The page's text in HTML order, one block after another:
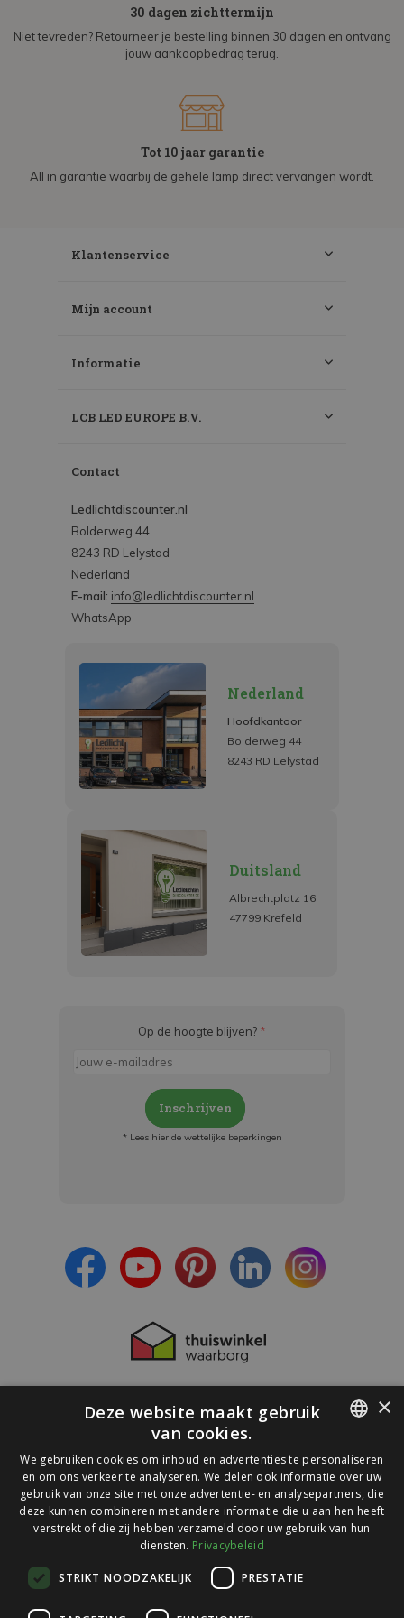
30 dagen zichttermijn
Niet tevreden? Retourneer je bestelling binnen 30 dagen en ontvang
jouw aankoopbedrag terug.
Tot 10 jaar garantie
All in garantie waarbij de gehele lamp direct vervangen wordt.
Klantenservice
Mijn account
Informatie
LCB LED EUROPE B.V.
Contact
Ledlichtdiscounter.nl
Bolderweg 44
8243 RD Lelystad
Nederland
E-mail: info@ledlichtdiscounter.nl
WhatsApp
Nederland
Hoofdkantoor
Bolderweg 44
8243 RD Lelystad
Duitsland
Albrechtplatz 16
47799 Krefeld
Op de hoogte blijven? *
Inschrijven
* Lees hier de wettelijke beperkingen
© 2026 Ledlichtdiscounter.nl
Wij scoren een
DUTCH
GERMAN
×
Deze website maakt gebruik
van cookies.
We gebruiken cookies om inhoud en advertenties te personaliseren
en om ons verkeer te analyseren. We delen ook informatie over uw
gebruik van onze site met onze advertentie- en analysepartners, die
deze kunnen combineren met andere informatie die u aan hen heeft
verstrekt of die zij hebben verzameld door uw gebruik van hun
diensten. Privacybeleid
STRIKT NOODZAKELIJK PRESTATIE